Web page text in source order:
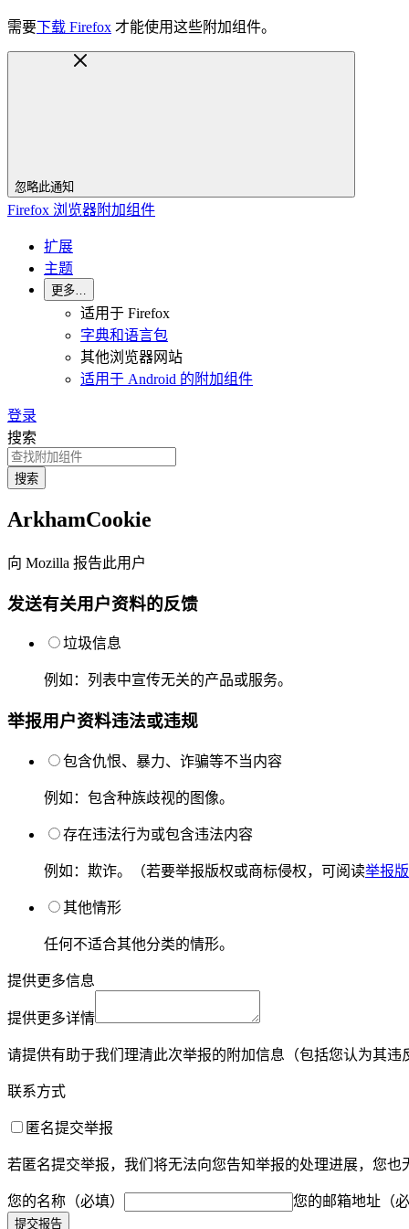
需要下载 Firefox 才能使用这些附加组件。
忽略此通知
Firefox 浏览器附加组件
扩展
主题
更多…
适用于 Firefox
字典和语言包
其他浏览器网站
适用于 Android 的附加组件
登录
搜索
搜索
ArkhamCookie
向 Mozilla 报告此用户
发送有关用户资料的反馈
垃圾信息
例如：列表中宣传无关的产品或服务。
举报用户资料违法或违规
包含仇恨、暴力、诈骗等不当内容
例如：包含种族歧视的图像。
存在违法行为或包含违法内容
例如：欺诈。（若要举报版权或商标侵权，可阅读举报
其他情形
任何不适合其他分类的情形。
提供更多信息
提供更多详情
请提供有助于我们理清此次举报的附加信息（包括您认为其违
联系方式
匿名提交举报
若匿名提交举报，我们将无法向您告知举报的处理进展，您也
您的名称 （必填） 您的邮箱地址 （
提交报告